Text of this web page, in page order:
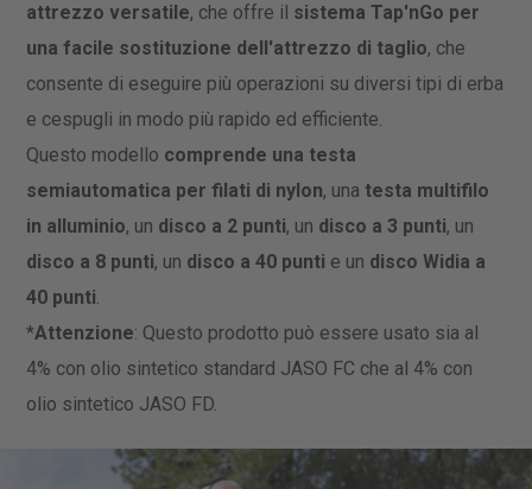
attrezzo versatile, che offre il sistema Tap'nGo per
una facile sostituzione dell'attrezzo di taglio, che
consente di eseguire più operazioni su diversi tipi di erba
e cespugli in modo più rapido ed efficiente.
Questo modello comprende una testa
semiautomatica per filati di nylon, una testa multifilo
in alluminio, un disco a 2 punti, un disco a 3 punti, un
disco a 8 punti, un disco a 40 punti e un disco Widia a
40 punti.
*Attenzione: Questo prodotto può essere usato sia al
4% con olio sintetico standard JASO FC che al 4% con
olio sintetico JASO FD.